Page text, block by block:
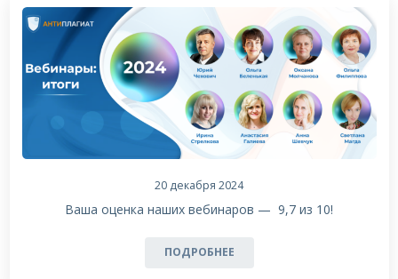
20 декабря 2024
Ваша оценка наших вебинаров — 9,7 из 10!
ПОДРОБНЕЕ